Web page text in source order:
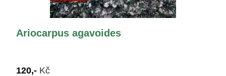
Ariocarpus agavoides
120,- Kč